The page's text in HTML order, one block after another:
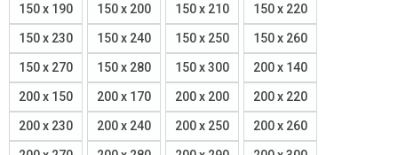
150 x 190 150 x 200 150 x 210 150 x 220
150 x 230 150 x 240 150 x 250 150 x 260
150 x 270 150 x 280 150 x 300 200 x 140
200 x 150 200 x 170 200 x 200 200 x 220
200 x 230 200 x 240 200 x 250 200 x 260